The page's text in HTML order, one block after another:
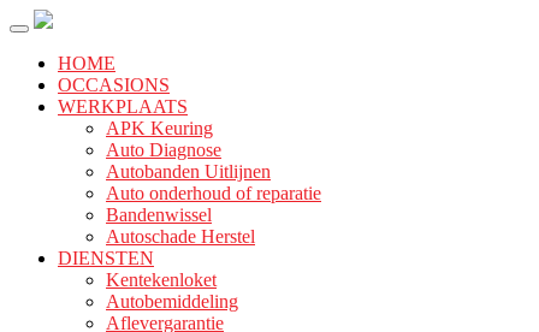
HOME
OCCASIONS
WERKPLAATS
APK Keuring
Auto Diagnose
Autobanden Uitlijnen
Auto onderhoud of reparatie
Bandenwissel
Autoschade Herstel
DIENSTEN
Kentekenloket
Autobemiddeling
Aflevergarantie